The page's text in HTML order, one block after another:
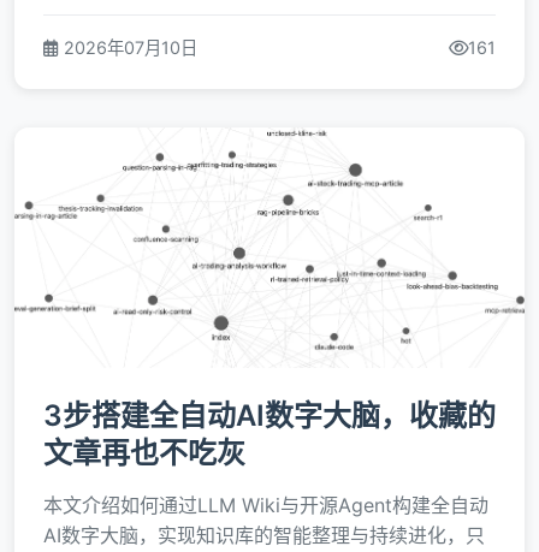
2026年07月10日 161
3步搭建全自动AI数字大脑，收藏的
文章再也不吃灰
本文介绍如何通过LLM Wiki与开源Agent构建全自动
AI数字大脑，实现知识库的智能整理与持续进化，只